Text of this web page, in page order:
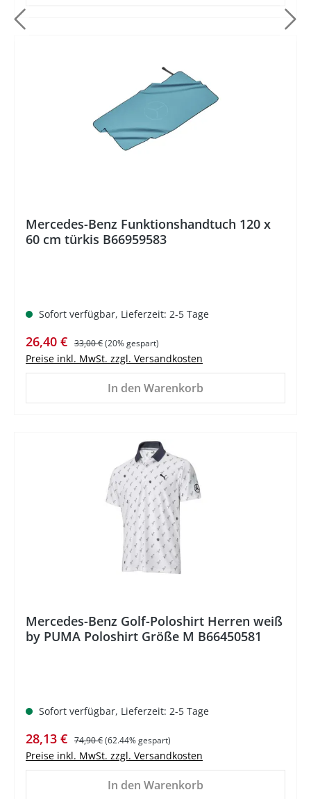
Mercedes-Benz Funktionshandtuch 120 x
60 cm türkis B66959583
Sofort verfügbar, Lieferzeit: 2-5 Tage
Verkaufspreis:
26,40 € Regulärer Preis:
33,00 €(20% gespart)
Preise inkl. MwSt. zzgl. Versandkosten
In den Warenkorb
Mercedes-Benz Golf-Poloshirt Herren weiß
by PUMA Poloshirt Größe M B66450581
Sofort verfügbar, Lieferzeit: 2-5 Tage
Verkaufspreis:
28,13 € Regulärer Preis:
74,90 €(62.44% gespart)
Preise inkl. MwSt. zzgl. Versandkosten
In den Warenkorb